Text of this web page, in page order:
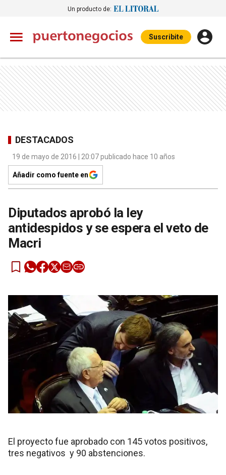
Un producto de:
Suscribite
DESTACADOS
19 de mayo de 2016 | 20:07 publicado hace 10 años
Añadir como fuente en
Diputados aprobó la ley
antidespidos y se espera el veto de
Macri
El proyecto fue aprobado con 145 votos positivos,
tres negativos y 90 abstenciones.